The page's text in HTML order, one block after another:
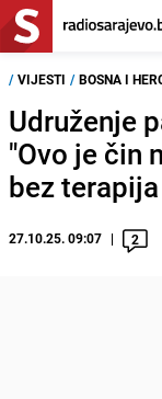
/ VIJESTI / BOSNA I
Udruženje
"Ovo je čin
bez
27.10.25. 09:07 2